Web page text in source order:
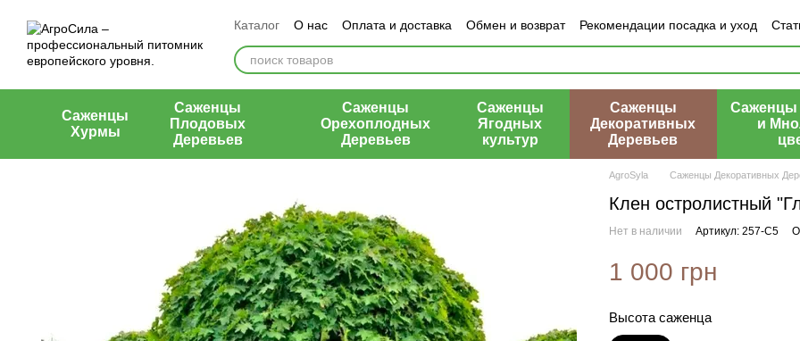
Каталог О нас Оплата и доставка Обмен и возврат Рекомендации посадка и уход
Контакты
Отзывы о магазине
Саженцы
Хурмы
Саженцы
Плодовых
Деревьев
Саженцы
Орехоплодных
Деревьев
Саженцы
Ягодных
культур
Саженцы
Декоративных
Деревьев
Саженцы
и
AgroSyla Саженцы Декоративных
Клен остролистный
Нет в наличии Артикул: 257-С5
1 000 грн
Высота саженца